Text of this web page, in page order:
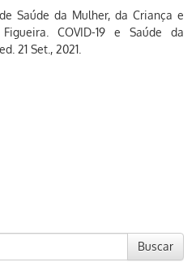
Saúde da Mulher, da Criança e
COVID-19 e Saúde da
21 Set., 2021.
Buscar